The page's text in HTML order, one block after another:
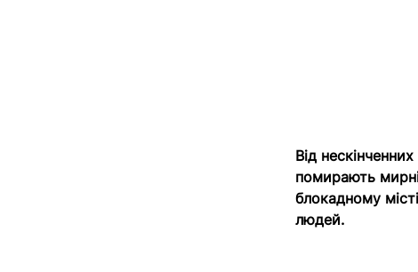
Від
помирають
блокадному
людей.